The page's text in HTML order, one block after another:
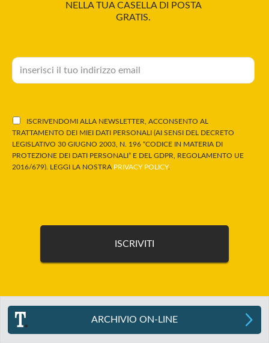
NELLA TUA CASELLA DI POSTA
GRATIS.
ISCRIVENDOMI ALLA NEWSLETTER, ACCONSENTO AL
TRATTAMENTO DEI MIEI DATI PERSONALI (AI SENSI DEL DECRETO
LEGISLATIVO 30 GIUGNO 2003, N. 196 “CODICE IN MATERIA DI
PROTEZIONE DEI DATI PERSONALI” E DEL GDPR, REGOLAMENTO UE
2016/679). LEGGI LA NOSTRA PRIVACY POLICY.
ARCHIVIO ON-LINE